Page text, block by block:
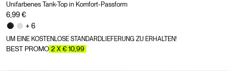
Unifarbenes Tank-Top in Komfort-Passform
6,99 €
+ 6
UM EINE KOSTENLOSE STANDARDLIEFERUNG ZU ERHALTEN!
BEST PROMO 2 X € 10,99